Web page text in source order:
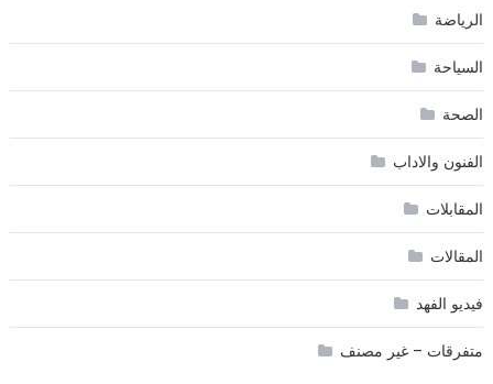
الرياضة
السياحة
الصحة
الفنون والاداب
المقابلات
المقالات
فيديو الفهد
متفرقات – غير مصنف